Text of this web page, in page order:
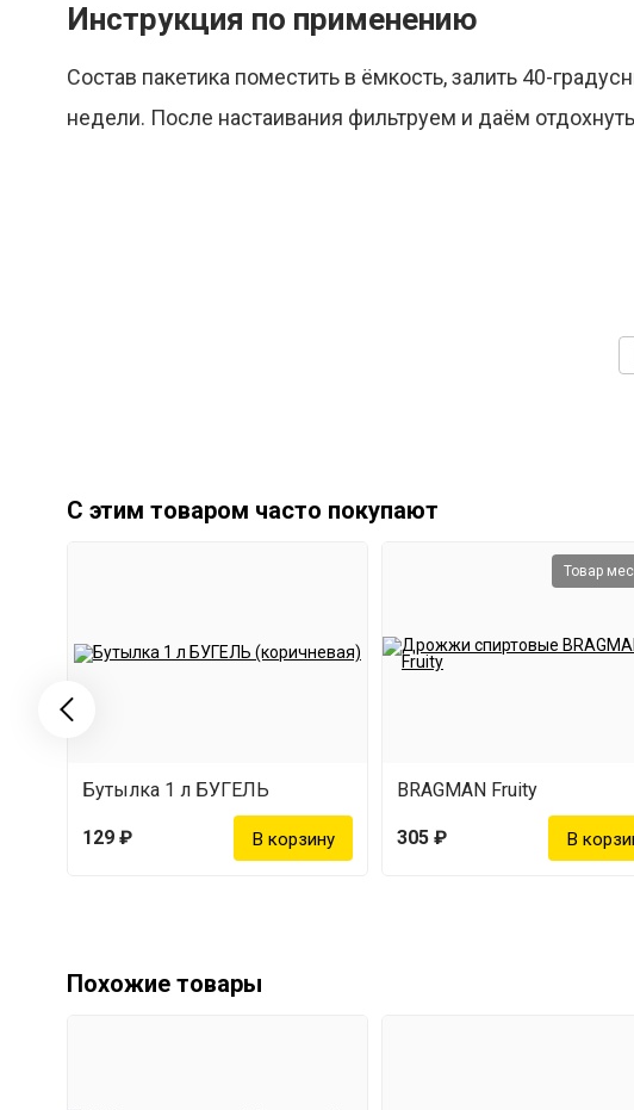
Инструкция по применению
Состав пакетика поместить в ёмкость, залить 40-
недели. После настаивания фильтруем и даём
С этим товаром часто покупают
Бутылка 1 л БУГЕЛЬ
129 ₽
Товар
BRAGMAN Fruity
305 ₽
Похожие товары